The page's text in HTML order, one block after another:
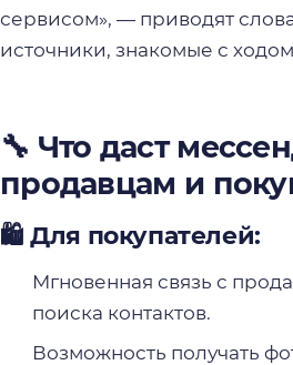
сервисом», — приводят
источники, знакомые с
🔧 Что даст
продавцам и
🛍 Для покупателей:
Мгновенная связь с
поиска контактов.
Возможность получать